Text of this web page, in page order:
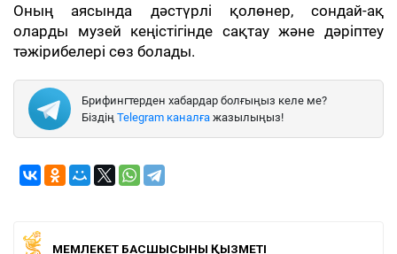
Оның аясында дәстүрлі қолөнер, сондай-ақ
оларды музей кеңістігінде сақтау және дәріптеу
тәжірибелері сөз болады.
Брифингтерден хабардар болғыңыз келе ме?
Біздің Telegram каналға жазылыңыз!
МЕМЛЕКЕТ БАСШЫСЫНЫҢ ҚЫЗМЕТІ